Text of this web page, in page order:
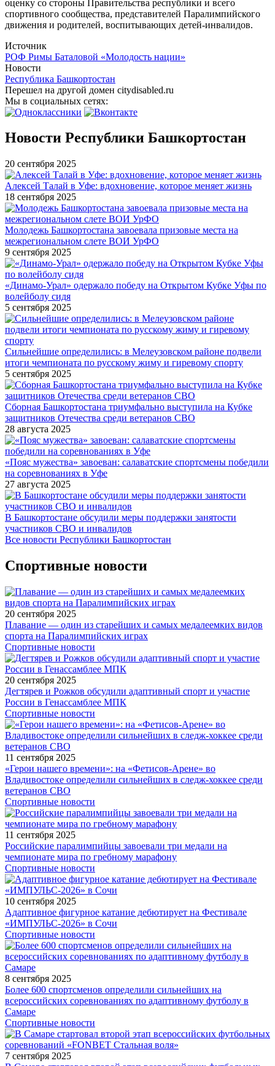
оценку со стороны Правительства республики и всего
спортивного сообщества, представителей Паралимпийского
движения и родителей, воспитывающих детей-инвалидов.
Источник
РОФ Римы Баталовой «Молодость нации»
Новости
Республика Башкортостан
Перешел на другой домен citydisabled.ru
Мы в социальных сетях:
Новости Республики Башкортостан
20 сентября 2025
Алексей Талай в Уфе: вдохновение, которое меняет жизнь
18 сентября 2025
Молодежь Башкортостана завоевала призовые места на
межрегиональном слете ВОИ УрФО
9 сентября 2025
«Динамо-Урал» одержало победу на Открытом Кубке Уфы по
волейболу сидя
5 сентября 2025
Сильнейшие определились: в Мелеузовском районе подвели
итоги чемпионата по русскому жиму и гиревому спорту
5 сентября 2025
Сборная Башкортостана триумфально выступила на Кубке
защитников Отечества среди ветеранов СВО
28 августа 2025
«Пояс мужества» завоеван: салаватские спортсмены победили
на соревнованиях в Уфе
27 августа 2025
В Башкортостане обсудили меры поддержки занятости
участников СВО и инвалидов
Все новости Республики Башкортостан
Спортивные новости
20 сентября 2025
Плавание — один из старейших и самых медалеемких видов
спорта на Паралимпийских играх
Спортивные новости
20 сентября 2025
Дегтярев и Рожков обсудили адаптивный спорт и участие
России в Генассамблее МПК
Спортивные новости
11 сентября 2025
«Герои нашего времени»: на «Фетисов-Арене» во
Владивостоке определили сильнейших в следж-хоккее среди
ветеранов СВО
Спортивные новости
11 сентября 2025
Российские паралимпийцы завоевали три медали на
чемпионате мира по гребному марафону
Спортивные новости
10 сентября 2025
Адаптивное фигурное катание дебютирует на Фестивале
«ИМПУЛЬС-2026» в Сочи
Спортивные новости
8 сентября 2025
Более 600 спортсменов определили сильнейших на
всероссийских соревнованиях по адаптивному футболу в
Самаре
Спортивные новости
7 сентября 2025